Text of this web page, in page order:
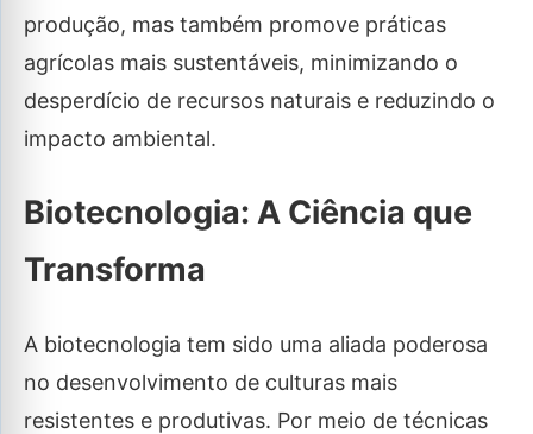
produção, mas também promove práticas
agrícolas mais sustentáveis, minimizando o
desperdício de recursos naturais e reduzindo o
impacto ambiental.
Biotecnologia: A Ciência que
Transforma
A biotecnologia tem sido uma aliada poderosa
no desenvolvimento de culturas mais
resistentes e produtivas. Por meio de técnicas